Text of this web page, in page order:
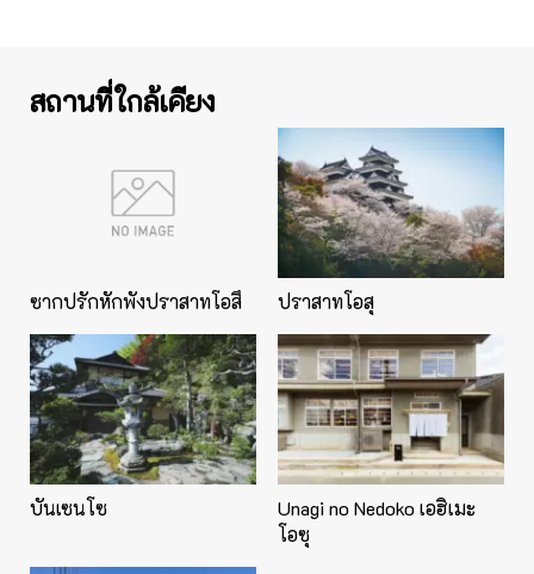
สถานที่ใกล้เคียง
ซากปรักหักพังปราสาทโอสึ ปราสาทโอสุ
บันเซนโซ
Unagi no Nedoko เอฮิเมะ
โอซุ